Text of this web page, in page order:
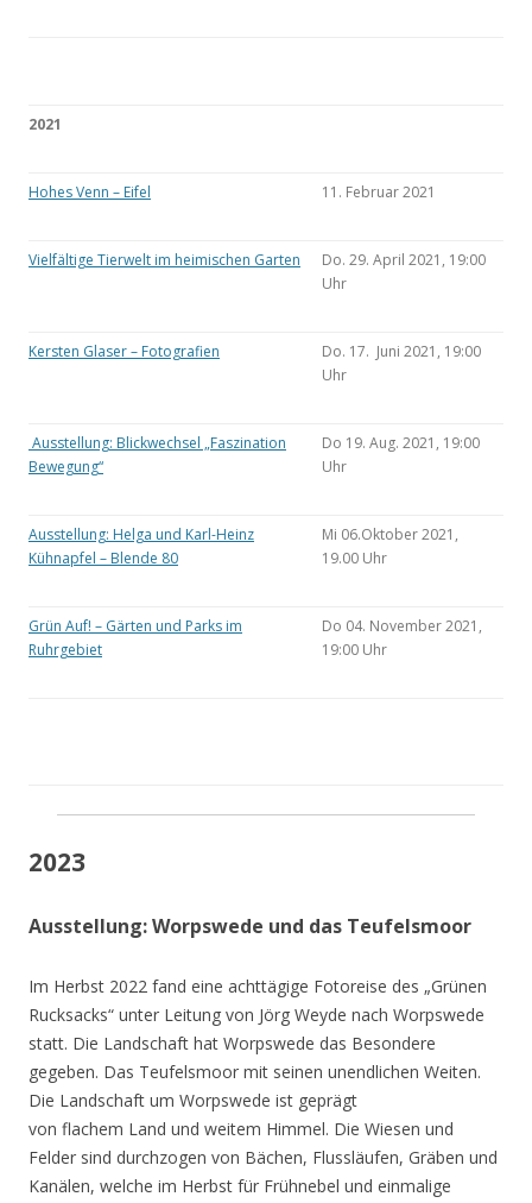
2021
Hohes Venn – Eifel 11. Februar 2021
Vielfältige Tierwelt im heimischen Garten
Do. 29. April 2021, 19:00
Uhr
Kersten Glaser – Fotografien
Do. 17. Juni 2021, 19:00
Uhr
Ausstellung: Blickwechsel „Faszination
Bewegung“
Do 19. Aug. 2021, 19:00
Uhr
Ausstellung: Helga und Karl-Heinz
Kühnapfel – Blende 80
Mi 06.Oktober 2021,
19.00 Uhr
Grün Auf! – Gärten und Parks im
Ruhrgebiet
Do 04. November 2021,
19:00 Uhr
2023
Ausstellung: Worpswede und das Teufelsmoor
Im Herbst 2022 fand eine achttägige Fotoreise des „Grünen
Rucksacks“ unter Leitung von Jörg Weyde nach Worpswede
statt. Die Landschaft hat Worpswede das Besondere
gegeben. Das Teufelsmoor mit seinen unendlichen Weiten.
Die Landschaft um Worpswede ist geprägt
von flachem Land und weitem Himmel. Die Wiesen und
Felder sind durchzogen von Bächen, Flussläufen, Gräben und
Kanälen, welche im Herbst für Frühnebel und einmalige